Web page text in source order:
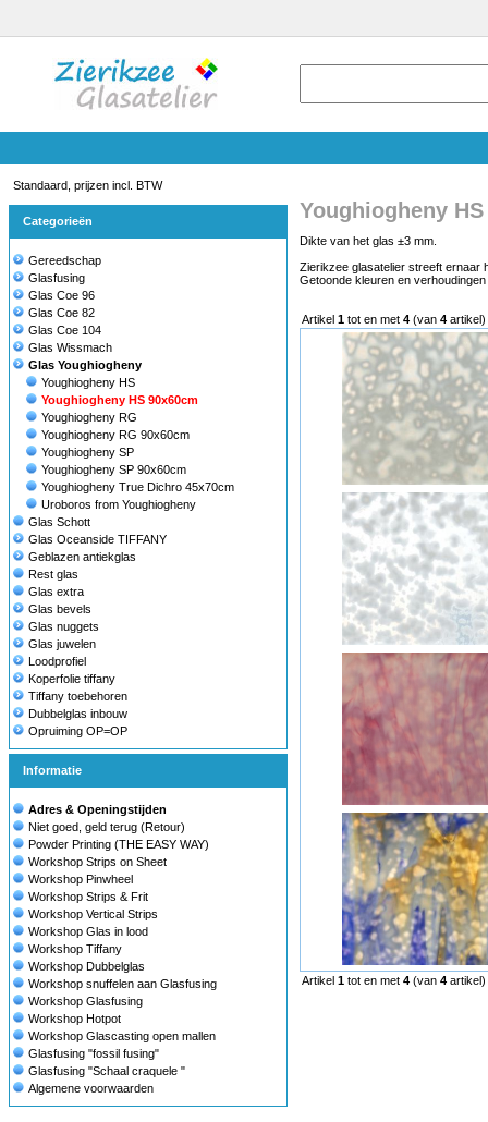
Standaard, prijzen incl. BTW
Categorieën
Gereedschap
Glasfusing
Glas Coe 96
Glas Coe 82
Glas Coe 104
Glas Wissmach
Glas Youghiogheny
Youghiogheny HS
Youghiogheny HS 90x60cm
Youghiogheny RG
Youghiogheny RG 90x60cm
Youghiogheny SP
Youghiogheny SP 90x60cm
Youghiogheny True Dichro 45x70cm
Uroboros from Youghiogheny
Glas Schott
Glas Oceanside TIFFANY
Geblazen antiekglas
Rest glas
Glas extra
Glas bevels
Glas nuggets
Glas juwelen
Loodprofiel
Koperfolie tiffany
Tiffany toebehoren
Dubbelglas inbouw
Opruiming OP=OP
Informatie
Adres & Openingstijden
Niet goed, geld terug (Retour)
Powder Printing (THE EASY WAY)
Workshop Strips on Sheet
Workshop Pinwheel
Workshop Strips & Frit
Workshop Vertical Strips
Workshop Glas in lood
Workshop Tiffany
Workshop Dubbelglas
Workshop snuffelen aan Glasfusing
Workshop Glasfusing
Workshop Hotpot
Workshop Glascasting open mallen
Glasfusing "fossil fusing"
Glasfusing "Schaal craquele "
Algemene voorwaarden
Youghiogheny
Dikte van het glas ±3 mm.
Zierikzee glasatelier streeft ernaar
Getoonde kleuren en
Artikel 1 tot en met 4 (van 4 artikel)
Artikel 1 tot en met 4 (van 4 artikel)